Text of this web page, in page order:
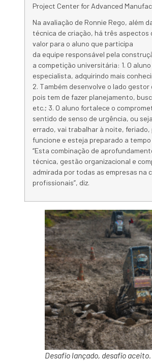
Project Center for Advanced
Na avaliação de Ronnie Rego, além
técnica de criação, há três aspectos
valor para o aluno que participa
da equipe responsável pela
a competição universitária: 1. O
especialista, adquirindo mais
2. Também desenvolve o lado gestor
pois tem de fazer planejamento,
etc.; 3. O aluno fortalece o
sentido de senso de urgência, ou
errado, vai trabalhar à noite, feriado,
funcione e esteja preparado a tempo
“Esta combinação de
técnica, gestão organizacional e
admirada por todas as empresas na
profissionais”, diz.
Desafio lançado, desafio